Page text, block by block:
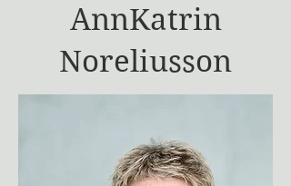
AnnKatrin
Noreliusson